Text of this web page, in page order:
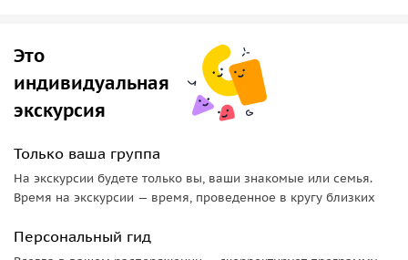
Это
индивидуальная
экскурсия
Только ваша группа
На экскурсии будете только вы, ваши знакомые или семья.
Время на экскурсии — время, проведенное в кругу близких
Персональный гид